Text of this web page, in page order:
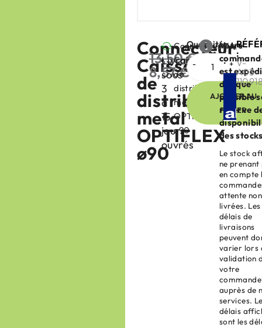
Connecteur
Caisson
de
distribution
metal
OPTIFLEX
ø90
13,50€
8,57€
Livraison
sous
3
à
15
jours
ouvrés
Connecteur
Caisson
de
distribution
metal
OPTIFLEX
ø90
Quantité
AJOUTER AU
PANIER
Votre
est
dès que
possible
réserve
des
Le stock
ne prenant
en compte
attente non
livrées. Les
délais de
livraisons
peuvent
varier lors
validation
votre
commande
auprès de
services.
délais
sont les
:
:
V-
A03-